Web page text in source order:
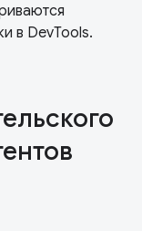
в DevTools.